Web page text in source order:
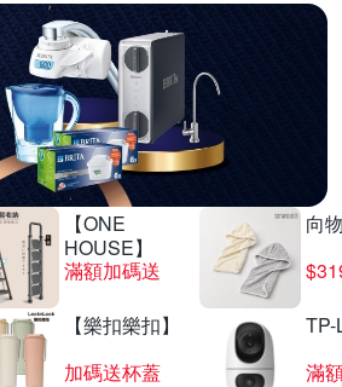
【ONE
HOUSE】
滿額加碼送
向
【樂扣樂扣】
加碼送杯蓋
TP-
滿